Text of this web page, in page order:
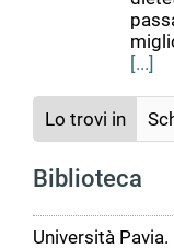
[...]
Lo trovi in
Biblioteca
Università